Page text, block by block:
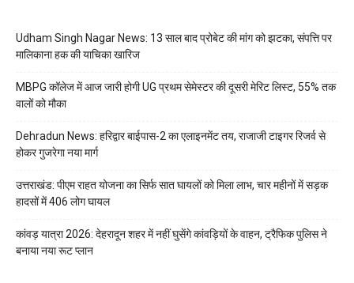
Udham Singh Nagar News: 13 साल बाद प्रोबेट की मांग को झटका, संपत्ति पर
मालिकाना हक की याचिका खारिज
MBPG कॉलेज में आज जारी होगी UG प्रथम सेमेस्टर की दूसरी मेरिट लिस्ट, 55% तक
वालों को मौका
Dehradun News: हरिद्वार बाईपास-2 का एलाइनमेंट तय, राजाजी टाइगर रिजर्व से
होकर गुजरेगा नया मार्ग
उत्तराखंड: पीएम राहत योजना का सिर्फ सात घायलों को मिला लाभ, चार महीनों में सड़क
हादसों में 406 लोग घायल
कांवड़ यात्रा 2026: देहरादून शहर में नहीं घुसेंगे कांवड़ियों के वाहन, ट्रैफिक पुलिस ने
बनाया नया रूट प्लान